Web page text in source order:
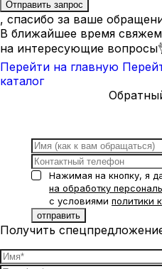
, спасибо за ваше
В ближайшее время
на интересующие
Перейти на главную
каталог
Нажимая на кнопку, я
на обработку
с условиями политики
Получить